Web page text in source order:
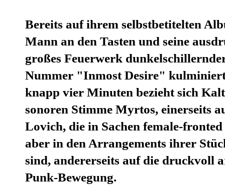
Bereits auf ihrem selbstbetitelten
Mann an den Tasten und seine
großes Feuerwerk
Nummer "Inmost Desire"
knapp vier Minuten bezieht sich
sonoren Stimme Myrtos, einerseits
Lovich, die in Sachen female-
aber in den Arrangements ihrer
sind, andererseits auf die druckvoll
Punk-Bewegung.